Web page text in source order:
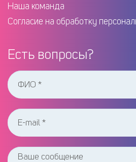
Этаж
Категория земли Avito
Наша команда
Согласие на обработку
Есть вопросы?